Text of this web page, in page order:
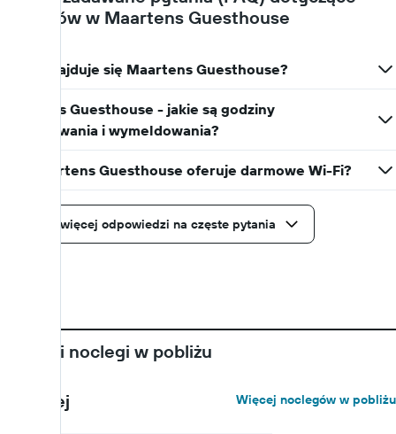
noclegów w Maartens Guesthouse
Gdzie znajduje się Maartens Guesthouse?
Maartens Guesthouse - jakie są godziny
zameldowania i wymeldowania?
Czy Maartens Guesthouse oferuje darmowe Wi-Fi?
Zobacz więcej odpowiedzi na częste pytania
Hotele i noclegi w pobliżu
Najbliżej Więcej noclegów w pobliżu